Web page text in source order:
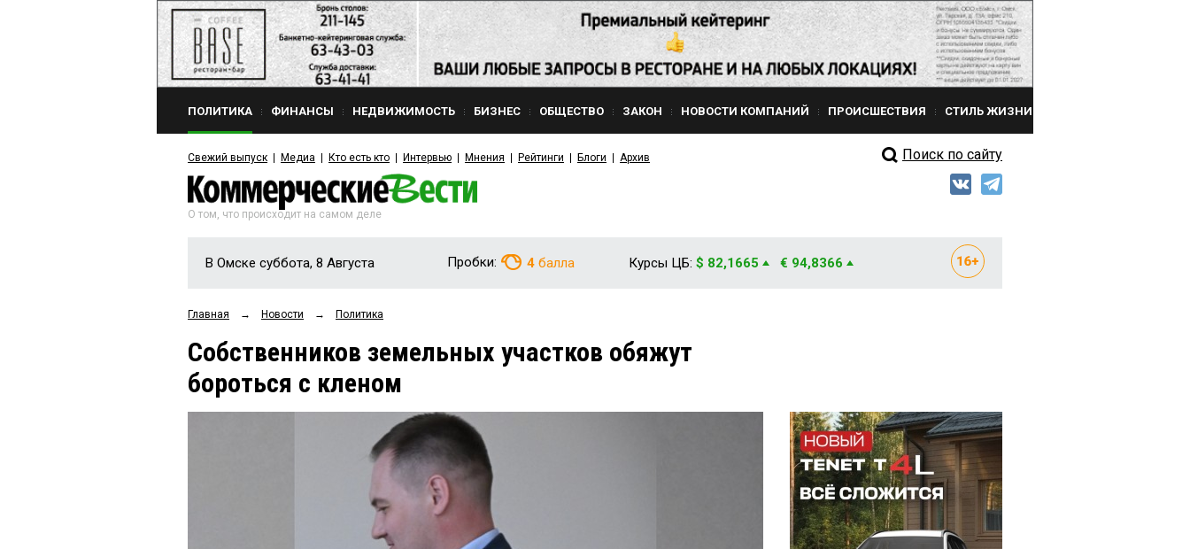
ПОЛИТИКА ФИНАНСЫ НЕДВИЖИМОСТЬ БИЗНЕС ОБЩЕСТВО ЗАКОН НОВОСТИ КОМПАНИЙ ПРОИСШЕСТВИЯ СТИЛЬ ЖИЗНИ
Свежий выпуск Медиа Кто есть кто Интервью Мнения Рейтинги Блоги Архив Поиск по сайту
О том, что происходит на самом деле
В Омске суббота, 8 Августа Пробки: 4 балла Курсы ЦБ: $ 82,1665 € 94,8366
Главная → Новости → Политика
Собственников земельных участков обяжут
бороться с кленом